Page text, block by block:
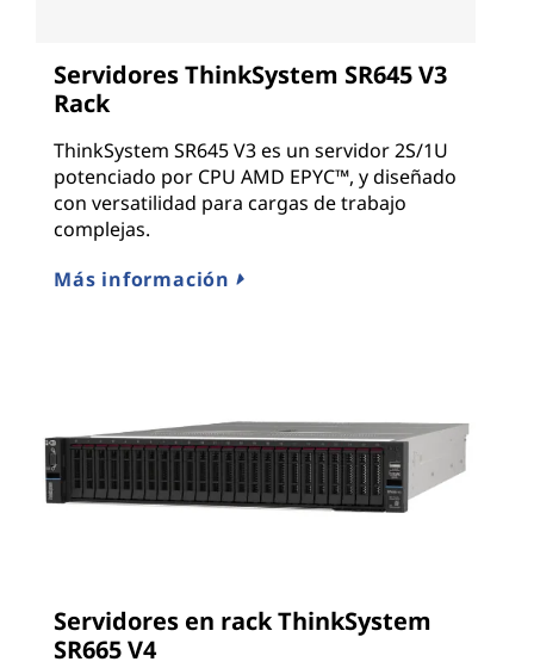
Servidores ThinkSystem SR645 V3
Rack
ThinkSystem SR645 V3 es un servidor 2S/1U
potenciado por CPU AMD EPYC™, y diseñado
con versatilidad para cargas de trabajo
complejas.
Más información
Servidores en rack ThinkSystem
SR665 V4